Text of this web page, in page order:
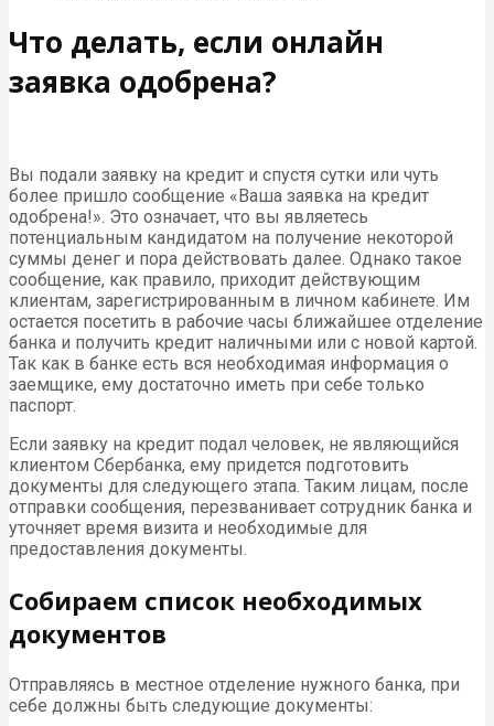
Что делать, если онлайн
заявка одобрена?
Вы подали заявку на кредит и спустя сутки или чуть
более пришло сообщение «Ваша заявка на кредит
одобрена!». Это означает, что вы являетесь
потенциальным кандидатом на получение некоторой
суммы денег и пора действовать далее. Однако такое
сообщение, как правило, приходит действующим
клиентам, зарегистрированным в личном кабинете. Им
остается посетить в рабочие часы ближайшее отделение
банка и получить кредит наличными или с новой картой.
Так как в банке есть вся необходимая информация о
заемщике, ему достаточно иметь при себе только
паспорт.
Если заявку на кредит подал человек, не являющийся
клиентом Сбербанка, ему придется подготовить
документы для следующего этапа. Таким лицам, после
отправки сообщения, перезванивает сотрудник банка и
уточняет время визита и необходимые для
предоставления документы.
Собираем список необходимых
документов
Отправляясь в местное отделение нужного банка, при
себе должны быть следующие документы: